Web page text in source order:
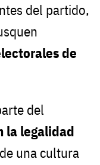
del partido,
de
del
la legalidad
una cultura